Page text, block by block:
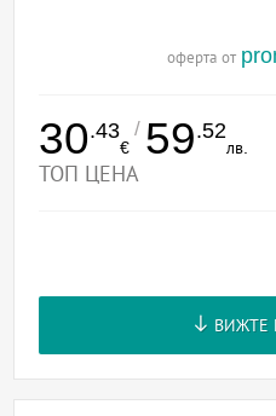
оферта от
30.43
€
/ 59.52
лв.
ТОП ЦЕНА
ВИЖТЕ